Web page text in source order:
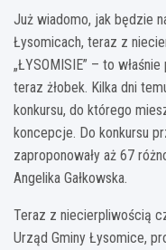
Już wiadomo, jak będzie
Łysomicach, teraz z
„ŁYSOMISIE” – to
teraz żłobek. Kilka dni
konkursu, do którego
koncepcje. Do konkursu
zaproponowały aż 67
Angelika Gałkowska.
Teraz z niecierpliwością
Urząd Gminy Łysomice,